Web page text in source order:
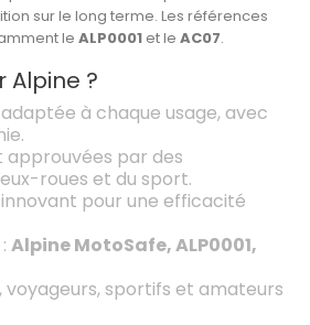
sur le long terme. Les références
le ALP0001 et le AC07.
Alpine ?
à chaque usage, avec
approuvées par des
roues et du sport.
pour une efficacité
Alpine MotoSafe, ALP0001,
sportifs et amateurs